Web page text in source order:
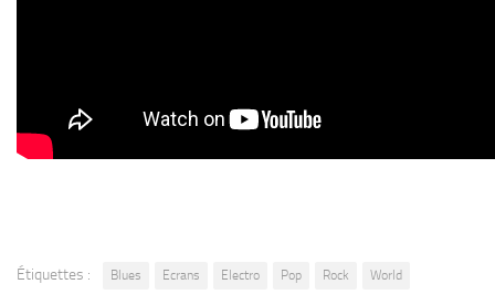
Étiquettes : Blues Ecrans Electro Pop Rock World